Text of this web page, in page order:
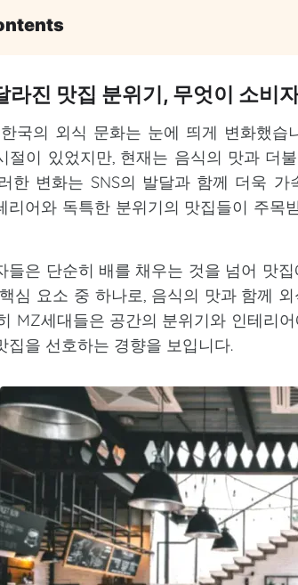
라진 맛집 분위기, 무엇이 소비
국의 외식 문화는 눈에 띄게 변화했습
절이 있었지만, 현재는 음식의 맛과 더
한 변화는 SNS의 발달과 함께 더욱 가
리어와 독특한 분위기의 맛집들이 주목
들은 단순히 배를 채우는 것을 넘어 맛
심 요소 중 하나로, 음식의 맛과 함께
MZ세대들은 공간의 분위기와 인테리
집을 선호하는 경향을 보입니다.